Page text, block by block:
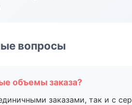
вопросы
объемы заказа?
заказами, так и с